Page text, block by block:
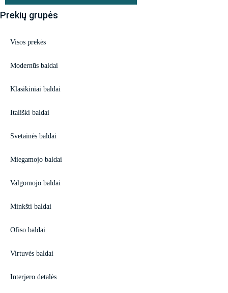
Prekių grupės
Visos prekės
Modernūs baldai
Klasikiniai baldai
Itališki baldai
Svetainės baldai
Miegamojo baldai
Valgomojo baldai
Minkšti baldai
Ofiso baldai
Virtuvės baldai
Interjero detalės